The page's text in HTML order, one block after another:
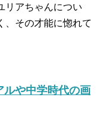
リアちゃんについ
、その才能に惚れて
ルや中学時代の画